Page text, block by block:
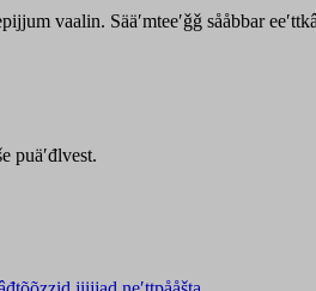
vaalin. Sääʹmteeʹǧǧ sååbbar
puäʹđlvest.